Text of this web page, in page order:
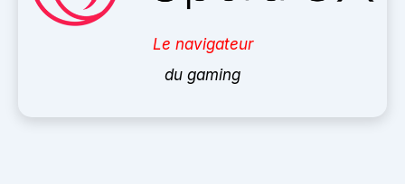
Le navigateur
du gaming